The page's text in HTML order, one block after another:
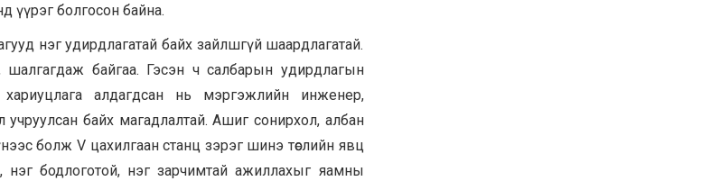
болгосон байна.
нэг удирдлагатай байх зайлшгүй шаардлагатай.
шалгагдаж байгаа. Гэсэн ч салбарын удирдлагын
алдагдсан нь мэргэжлийн инженер,
байх магадлалтай. Ашиг сонирхол, албан
болж V цахилгаан станц зэрэг шинэ төслийн явц
нэг бодлоготой, нэг зарчимтай ажиллахыг яамны